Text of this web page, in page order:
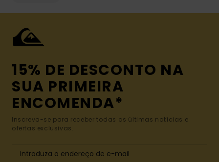
15% DE DESCONTO NA
SUA PRIMEIRA
ENCOMENDA*
Inscreva-se para receber todas as últimas notícias e
ofertas exclusivas.